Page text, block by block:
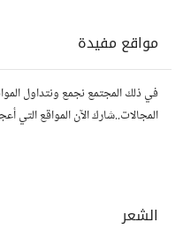
مواقع مفيدة
في ذلك المجتمع نجمع ونتداول
المجالات..شارك الآن المواقع التي
الشعر